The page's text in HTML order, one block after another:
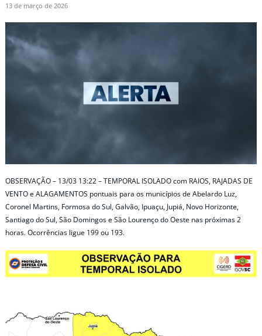
13 de março de 2026
OBSERVAÇÃO – 13/03 13:22 – TEMPORAL ISOLADO com RAIOS, RAJADAS DE
VENTO e ALAGAMENTOS pontuais para os municípios de Abelardo Luz,
Coronel Martins, Formosa do Sul, Galvão, Ipuaçu, Jupiá, Novo Horizonte,
Santiago do Sul, São Domingos e São Lourenço do Oeste nas próximas 2
horas. Ocorrências ligue 199 ou 193.